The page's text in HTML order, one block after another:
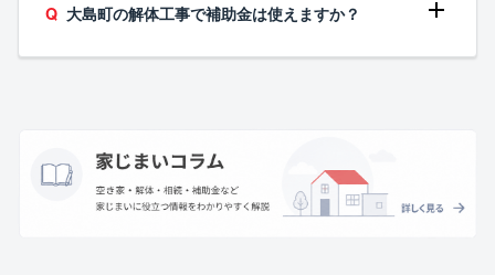
大島町の解体工事で補助金は使えますか？